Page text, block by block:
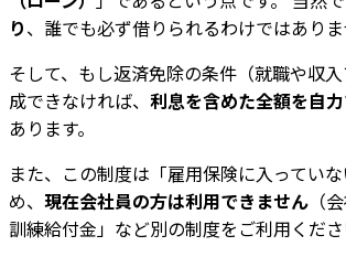
り、誰でも必ず借りられるわけではありま
そして、もし返済免除の条件（就職や収
成できなければ、 利息を含めた全額を自
あります。
また、この制度は「雇用保険に入ってい
め、 現在会社員の方は利用できません （
訓練給付金」など別の制度をご利用くださ